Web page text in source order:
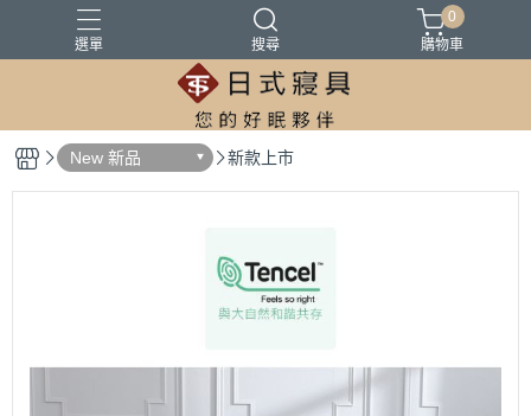
選單 搜尋
100%精梳棉 100%萊爾賽天絲
0
購物車
New 新品 新款上市